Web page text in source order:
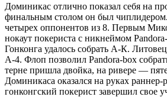
Доминикас отлично показал себя на
финальным столом он был
четырех оппонентов из 8. Первым
нокаут покериста с никнеймом
Гонконга удалось собрать А-К.
А-4. Флоп позволил Pandora-box
терне пришла двойка, на ривере ―
Доминикаса оказался на руках раннер-
гонконгский покерист завершил свое